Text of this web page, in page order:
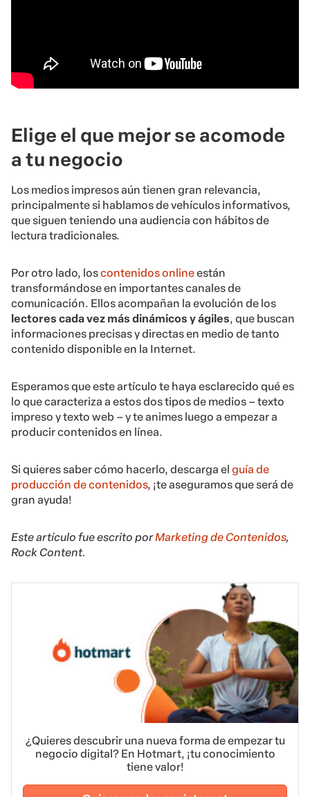
Elige el que mejor se acomode
a tu negocio
Los medios impresos aún tienen gran relevancia,
principalmente si hablamos de vehículos informativos,
que siguen teniendo una audiencia con hábitos de
lectura tradicionales.
Por otro lado, loscontenidos onlineestán
transformándose en importantes canales de
comunicación. Ellos acompañan la evolución de los
lectores cada vez más dinámicos y ágiles, que buscan
informaciones precisas y directas en medio de tanto
contenido disponible en la Internet.
Esperamos que este artículo te haya esclarecido qué es
lo que caracteriza a estos dos tipos de medios – texto
impreso y texto web – y te animes luego a empezar a
producir contenidos en línea.
Si quieres saber cómo hacerlo, descarga el guía de
producción de contenidos, ¡te aseguramos que será de
gran ayuda!
Este artículo fue escrito porMarketing de Contenidos,
Rock Content.
¿Quieres descubrir una nueva forma de empezar tu
negocio digital? En Hotmart, ¡tu conocimiento
tiene valor!